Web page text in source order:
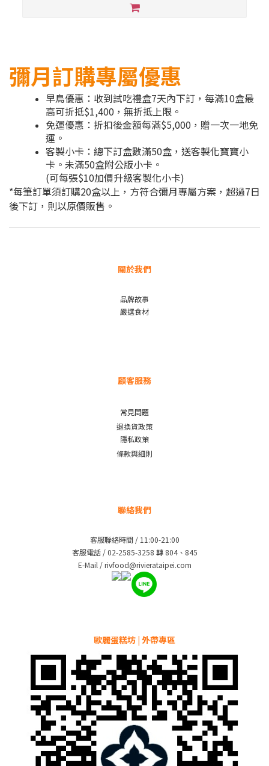
彌月訂購專屬優惠
早鳥優惠：收到試吃禮盒7天內下訂，每滿10盒最
高可折抵$1,400，無折抵上限。
免運優惠：折扣後金額每滿$5,000，贈一次一地免
運。
客製小卡：總下訂盒數滿50盒，送客製化寶寶小
卡。未滿50盒附公版小卡。
(可每張$10加價升級客製化小卡)
*每筆訂單須訂購20盒以上，方符合彌月專屬方案，超過7日
後下訂，則以原價販售。
關於我們
品牌故事
嚴選食材
顧客服務
常見問題
退換貨政策
隱私政策
條款與細則
聯絡我們
客服聯絡時間 / 11:00-21:00
客服電話 / 02-2585-3258 轉 804、845
E-Mail / rivfood@rivierataipei.com
歐麗蛋糕坊 | 外帶專區